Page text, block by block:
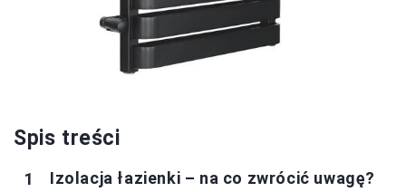
Spis treści
Izolacja łazienki – na co zwrócić uwagę?